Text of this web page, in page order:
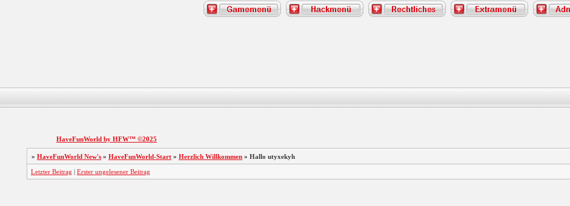
HaveFunWorld by HFW™ ©2025
» HaveFunWorld New's » HaveFunWorld-Start » Herzlich Willkommen » Hallo utyxekyh
Letzter Beitrag | Erster ungelesener Beitrag